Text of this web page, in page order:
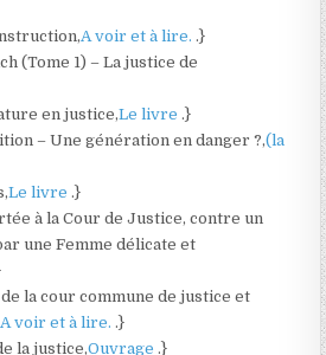
A voir et à lire..}
(Tome 1) – La justice de
en justice,Le livre.}
– Une génération en danger ?,(la
Le livre.}
à la Cour de Justice, contre un
une Femme délicate et
la cour commune de justice et
A voir et à lire..}
la justice,Ouvrage.}